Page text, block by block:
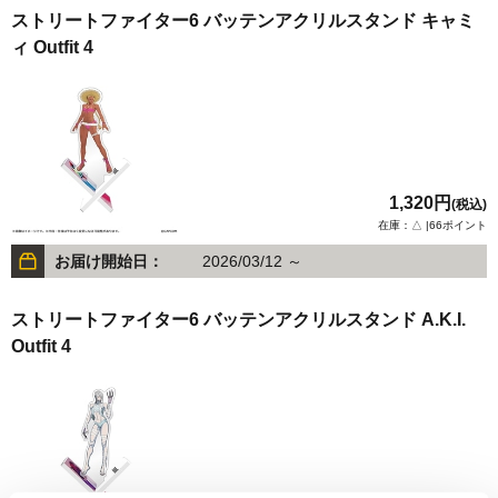
ストリートファイター6 バッテンアクリルスタンド キャミ
ィ Outfit 4
1,320円 (税込)
在庫：△ |66ポイント
お届け開始日： 2026/03/12 ～
ストリートファイター6 バッテンアクリルスタンド A.K.I.
Outfit 4